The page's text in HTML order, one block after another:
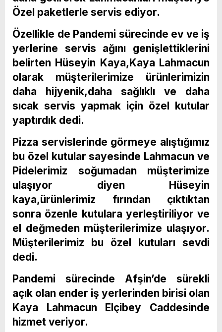
Özel paketlerle servis ediyor.
Özellikle de Pandemi sürecinde ev ve iş
yerlerine servis ağını genişlettiklerini
belirten Hüseyin Kaya,Kaya Lahmacun
olarak müşterilerimize ürünlerimizin
daha hijyenik,daha sağlıklı ve daha
sıcak servis yapmak için özel kutular
yaptırdık dedi.
Pizza servislerinde görmeye alıştığımız
bu özel kutular sayesinde Lahmacun ve
Pidelerimiz soğumadan müşterimize
ulaşıyor diyen Hüseyin
kaya,ürünlerimiz fırından çıktıktan
sonra özenle kutulara yerleştiriliyor ve
el değmeden müşterilerimize ulaşıyor.
Müşterilerimiz bu özel kutuları sevdi
dedi.
Pandemi sürecinde Afşin’de sürekli
açık olan ender iş yerlerinden birisi olan
Kaya Lahmacun Elçibey Caddesinde
hizmet veriyor.